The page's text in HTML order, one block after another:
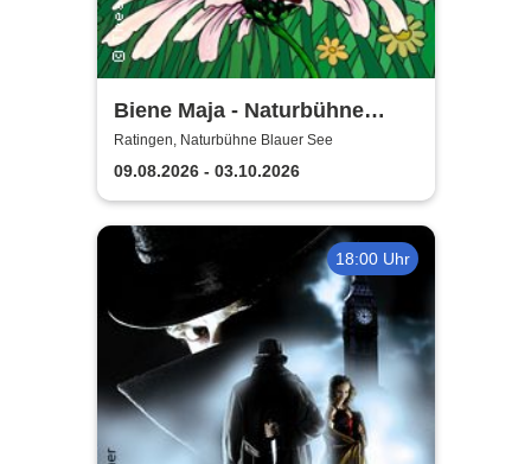
Biene Maja - Naturbühne
Blaue See
Ratingen, Naturbühne Blauer See
09.08.2026 - 03.10.2026
18:00 Uhr